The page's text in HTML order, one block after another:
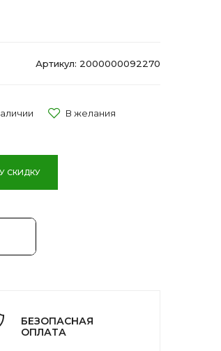
Артикул: 2000000092270
СКИДКУ
БЕЗОПАСНАЯ
ОПЛАТА